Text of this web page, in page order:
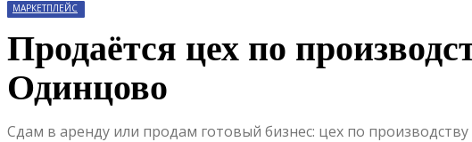
МАРКЕТПЛЕЙС
Продаётся цех по
Одинцово
Сдам в аренду или продам готовый бизнес: цех по